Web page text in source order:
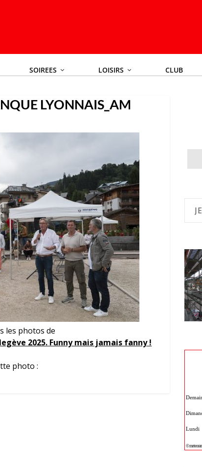
SOIREES LOISIRS CLUB
LYONNAIS_AM
les photos de
2025. Funny mais jamais fanny !
photo :